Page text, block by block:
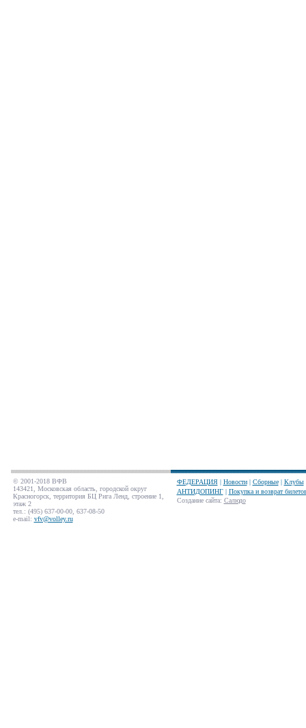
© 2001-2018 ВФВ
143421, Московская область, городской округ
Красногорск, территория БЦ Рига Ленд, строение 1,
этаж 2
тел.: (495) 637-00-00, 637-08-50
e-mail: vfv@volley.ru
ФЕДЕРАЦИЯ| Новости| Сборные| Клубы
АНТИДОПИНГ| Покупка и возврат
Создание сайта: Салюдо